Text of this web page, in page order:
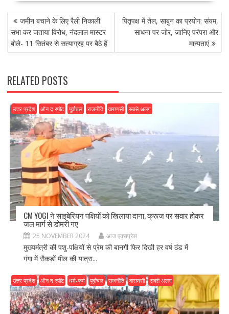
e
b
o
o
k
to
d
o
n
ai
l
ar
POST
NAVIGATION
जमीन बचाने के लिए रैली निकाली:
सभा कर जताया विरोध, नंदलाल मास्टर
बोले- 11 सितंबर से सत्याग्रह पर बैठे हैं
पितृपक्ष में तेल, साबुन का प्रयोग: संयम,
साधना पर जोर, जानिए परंपरा और
मान्यताएं
RELATED POSTS
उत्तर प्रदेश ऑन द स्पॉट पूर्वांचल राजनीति वाराणसी सबसे अलग
CM YOGI ने साइबेरियन पक्षियों को खिलाया दाना, क्रूज पर सवार होकर
जल मार्ग से डोमरी गए
25 NOVEMBER 2024 आज एक्सप्रेस
मुख्यमंत्री की पशु-पक्षियों से प्रेम की बानगी फिर दिखी हर वर्ष ठंड में
गंगा में सैकड़ों मील की यात्रा...
उत्तर प्रदेश ऑन द स्पॉट धर्म-कर्म पूर्वांचल राजनीति वाराणसी सबसे अलग